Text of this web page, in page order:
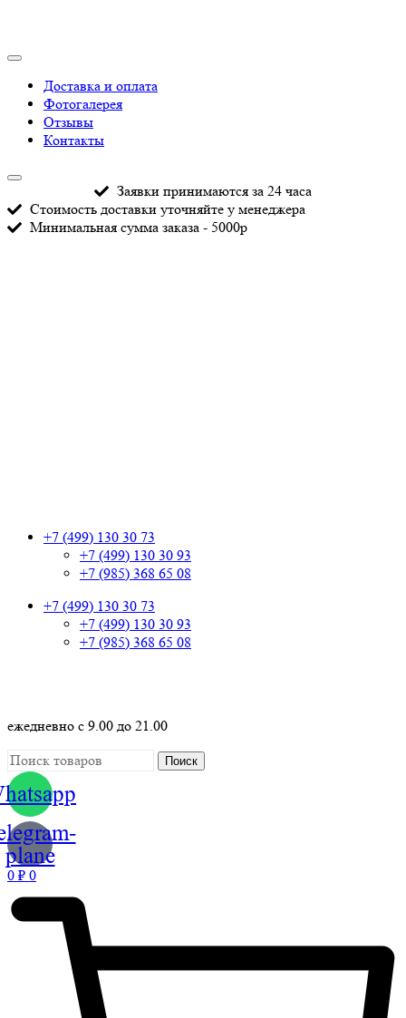
Доставка и оплата
Фотогалерея
Отзывы
Контакты
Заявки принимаются за 24 часа
Стоимость доставки уточняйте у менеджера
Минимальная сумма заказа - 5000р
+7 (499) 130 30 73
+7 (499) 130 30 93
+7 (985) 368 65 08
+7 (499) 130 30 73
+7 (499) 130 30 93
+7 (985) 368 65 08
ежедневно с 9.00 до 21.00
Поиск
plane
0 ₽ 0